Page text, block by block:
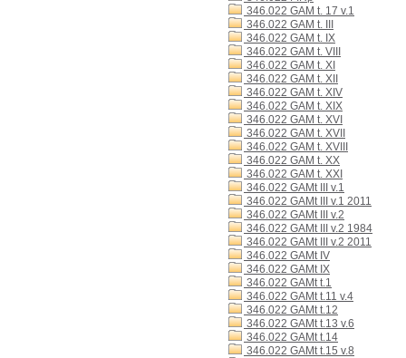
346.022 GAM t. 17 v.1
346.022 GAM t. III
346.022 GAM t. IX
346.022 GAM t. VIII
346.022 GAM t. XI
346.022 GAM t. XII
346.022 GAM t. XIV
346.022 GAM t. XIX
346.022 GAM t. XVI
346.022 GAM t. XVII
346.022 GAM t. XVIII
346.022 GAM t. XX
346.022 GAM t. XXI
346.022 GAMt III v.1
346.022 GAMt III v.1 2011
346.022 GAMt III v.2
346.022 GAMt III v.2 1984
346.022 GAMt III v.2 2011
346.022 GAMt IV
346.022 GAMt IX
346.022 GAMt t.1
346.022 GAMt t.11 v.4
346.022 GAMt t.12
346.022 GAMt t.13 v.6
346.022 GAMt t.14
346.022 GAMt t.15 v.8